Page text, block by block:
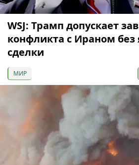
WSJ: Трамп допускает
конфликта с Ираном без
сделки
МИР